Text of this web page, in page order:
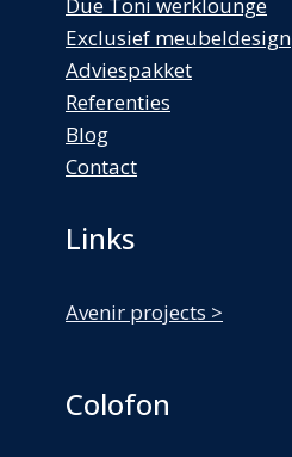
Due Toni werklounge
Exclusief meubeldesign
Adviespakket
Referenties
Blog
Contact
Links
Avenir projects >
Colofon